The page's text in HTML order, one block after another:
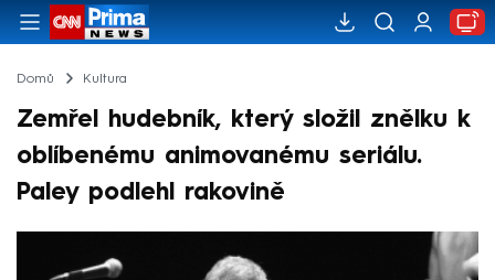
Domů Kultura
Zemřel hudebník, který složil znělku k
oblíbenému animovanému seriálu.
Paley podlehl rakovině